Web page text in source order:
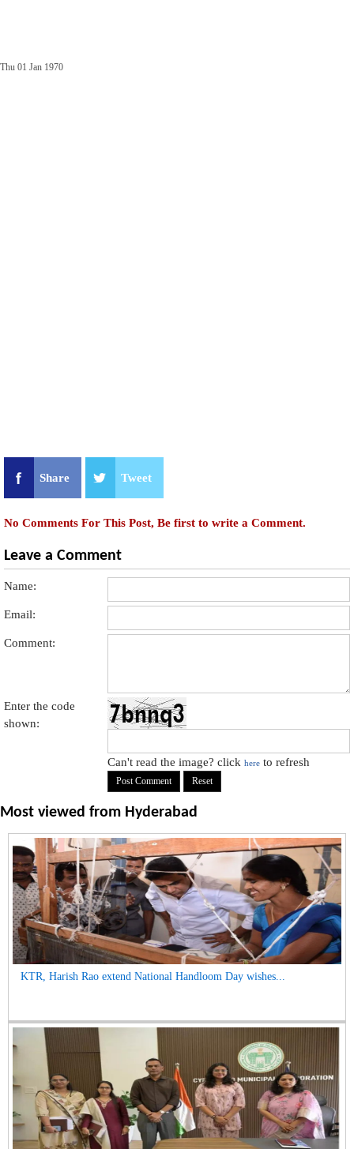
Thu 01 Jan 1970
Share Tweet
No Comments For This Post, Be first to write a Comment.
Leave a Comment
Name:
Email:
Comment:
Enter the code
shown:
Can't read the image? clickhere to refresh
Most viewed from Hyderabad
KTR, Harish Rao extend National Handloom Day wishes...